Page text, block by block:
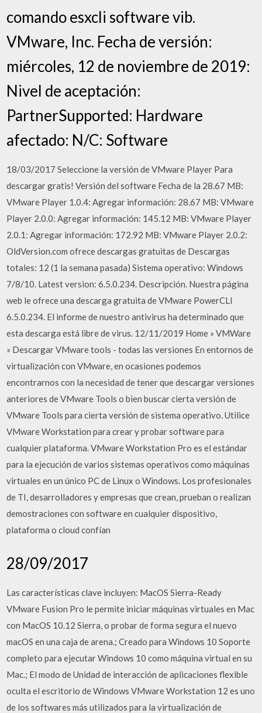
comando esxcli software vib.
VMware, Inc. Fecha de versión:
miércoles, 12 de noviembre de 2019:
Nivel de aceptación:
PartnerSupported: Hardware
afectado: N/C: Software
18/03/2017 Seleccione la versión de VMware Player Para
descargar gratis! Versión del software Fecha de la 28.67 MB:
VMware Player 1.0.4: Agregar información: 28.67 MB: VMware
Player 2.0.0: Agregar información: 145.12 MB: VMware Player
2.0.1: Agregar información: 172.92 MB: VMware Player 2.0.2:
OldVersion.com ofrece descargas gratuitas de Descargas
totales: 12 (1 la semana pasada) Sistema operativo: Windows
7/8/10. Latest version: 6.5.0.234. Descripción. Nuestra página
web le ofrece una descarga gratuita de VMware PowerCLI
6.5.0.234. El informe de nuestro antivirus ha determinado que
esta descarga está libre de virus. 12/11/2019 Home » VMWare
» Descargar VMware tools - todas las versiones En entornos de
virtualización con VMware, en ocasiones podemos
encontrarnos con la necesidad de tener que descargar versiones
anteriores de VMware Tools o bien buscar cierta versión de
VMware Tools para cierta versión de sistema operativo. Utilice
VMware Workstation para crear y probar software para
cualquier plataforma. VMware Workstation Pro es el estándar
para la ejecución de varios sistemas operativos como máquinas
virtuales en un único PC de Linux o Windows. Los profesionales
de TI, desarrolladores y empresas que crean, prueban o realizan
demostraciones con software en cualquier dispositivo,
plataforma o cloud confían
28/09/2017
Las características clave incluyen: MacOS Sierra-Ready
VMware Fusion Pro le permite iniciar máquinas virtuales en Mac
con MacOS 10.12 Sierra, o probar de forma segura el nuevo
macOS en una caja de arena.; Creado para Windows 10 Soporte
completo para ejecutar Windows 10 como máquina virtual en su
Mac.; El modo de Unidad de interacción de aplicaciones flexible
oculta el escritorio de Windows VMware Workstation 12 es uno
de los softwares más utilizados para la virtualización de